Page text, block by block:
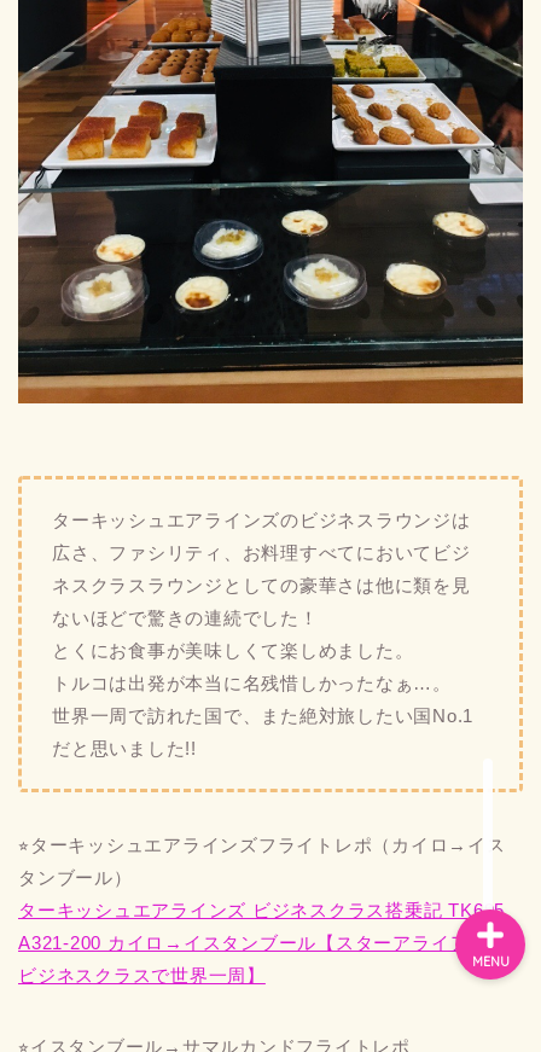
ターキッシュエアラインズのビジネスラウンジは
広さ、ファシリティ、お料理すべてにおいてビジ
ネスクラスラウンジとしての豪華さは他に類を見
ないほどで驚きの連続でした！
とくにお食事が美味しくて楽しめました。
トルコは出発が本当に名残惜しかったなぁ…。
世界一周で訪れた国で、また絶対旅したい国No.1
だと思いました!!
⭐︎ターキッシュエアラインズフライトレポ（カイロ→イス
タンブール）
ターキッシュエアラインズ ビジネスクラス搭乗記 TK695
A321-200 カイロ→イスタンブール【スターアライアンス
ビジネスクラスで世界一周】
⭐︎イスタンブール→サマルカンドフライトレポ
MENU
お問い合わせ
プライバシーポリシー
スペイン
バルセロナお土産